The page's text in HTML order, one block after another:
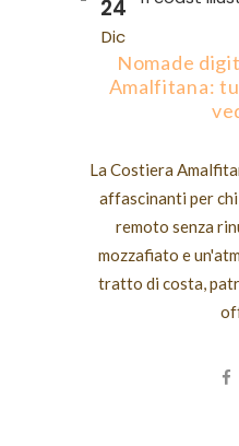
24
Dic
Nomade
Amalfitana:
La Costiera
affascinanti per
remoto senza
mozzafiato e
tratto di costa,